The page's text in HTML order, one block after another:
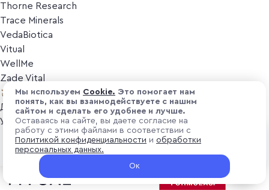
Thorne Research
Trace Minerals
VedaBiotica
Vitual
WellMe
Zade Vital
Косметика
Дезодоранты
Уход за лицом
Уход за телом
Популярные бренды
₽ 1 300
+ 39 ₽ витуальками
В корзину
Мы используем Cоokіе. Это помогает нам
понять, как вы взаимодействуете с нашим
сайтом и сделать его удобнее и лучше.
Оставаясь на сайте, вы даете согласие на
работу с этими файлами в соответствии с
Политикой конфиденциальности и обработки
персональных данных.
Ок